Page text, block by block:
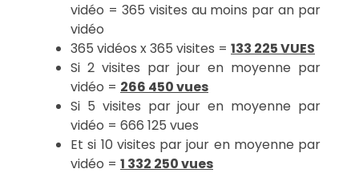
vidéo = 365 visites au moins par an par
vidéo
365 vidéos x 365 visites = 133 225 VUES
Si 2 visites par jour en moyenne par
vidéo = 266 450 vues
Si 5 visites par jour en moyenne par
vidéo = 666 125 vues
Et si 10 visites par jour en moyenne par
vidéo = 1 332 250 vues